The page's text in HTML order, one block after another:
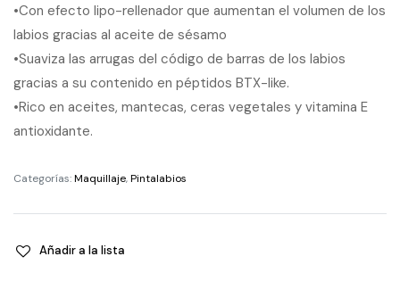
•Con efecto lipo-rellenador que aumentan el volumen de los
labios gracias al aceite de sésamo
•Suaviza las arrugas del código de barras de los labios
gracias a su contenido en péptidos BTX-like.
•Rico en aceites, mantecas, ceras vegetales y vitamina E
antioxidante.
Categorías:Maquillaje,Pintalabios
Añadir a la lista